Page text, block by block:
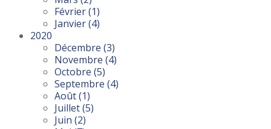
Février(1)
Janvier(4)
2020
Décembre (3)
Novembre (4)
Octobre (5)
Septembre (4)
Août(1)
Juillet(5)
Juin (2)